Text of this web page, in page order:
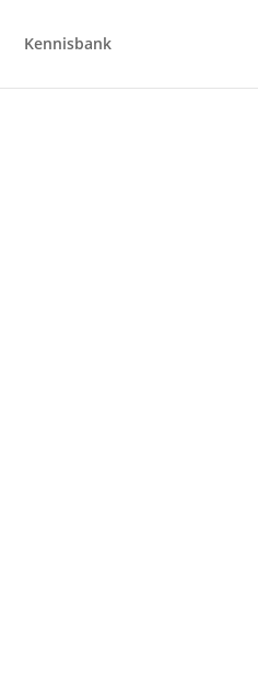
Kennisbank